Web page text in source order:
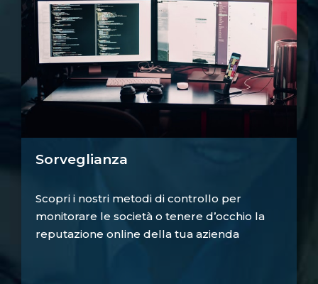
Sorveglianza
Scopri i nostri metodi di controllo per
monitorare le società o tenere d’occhio la
reputazione online della tua azienda